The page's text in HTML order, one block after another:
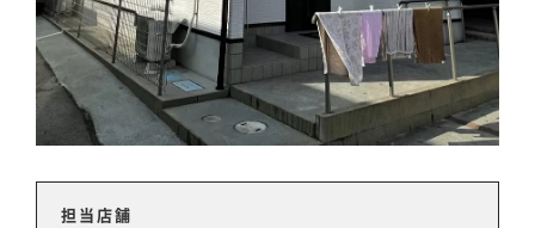
担当店舗